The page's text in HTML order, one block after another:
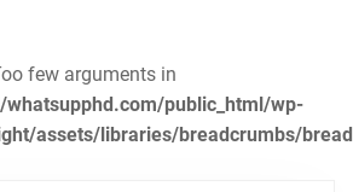
few arguments in
public_html/wp-
assets/libraries/breadcrumbs/